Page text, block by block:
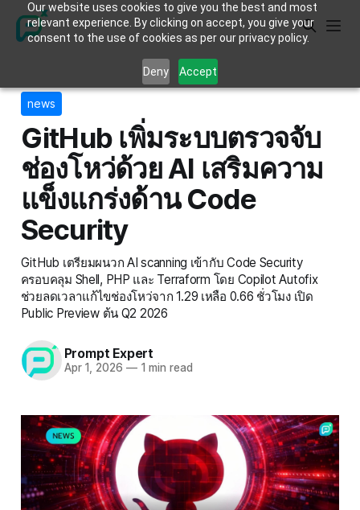
Our website uses cookies to give you the best and most
relevant experience. By clicking on accept, you give your
consent to the use of cookies as per our privacy policy.
Deny Accept
news
GitHub เพิ่มระบบตรวจจับ
ช่องโหว่ด้วย AI เสริมความ
แข็งแกร่งด้าน Code
Security
GitHub เตรียมผนวก AI scanning เข้ากับ Code Security
ครอบคลุม Shell, PHP และ Terraform โดย Copilot Autofix
ช่วยลดเวลาแก้ไขช่องโหว่จาก 1.29 เหลือ 0.66 ชั่วโมง เปิด
Public Preview ต้น Q2 2026
Prompt Expert
Apr 1, 2026 —1 min read